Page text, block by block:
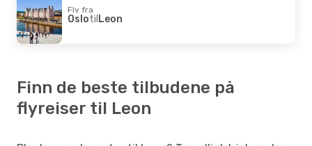
Fly fra
OslotilLeon
Finn de beste tilbudene på
flyreiser til Leon